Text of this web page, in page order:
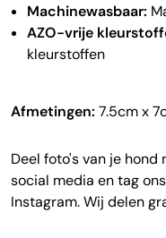
Machinewasbaar:
AZO-vrije
kleurstoffen
Afmetingen: 7.5cm x
Deel foto's van je hond
social media en tag
Instagram. Wij delen